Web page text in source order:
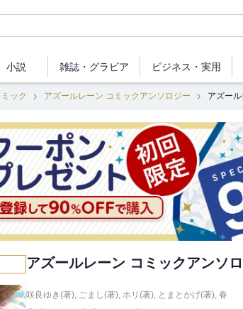
小説 雑誌・ グラビア ビジネス ・実用
ック アズールレーン コミックアンソロジー アズー
アズールレーン コミックアンソ
咲良ゆき(著), ごまし(著), ホリ(著), とまとかげ(著), 春